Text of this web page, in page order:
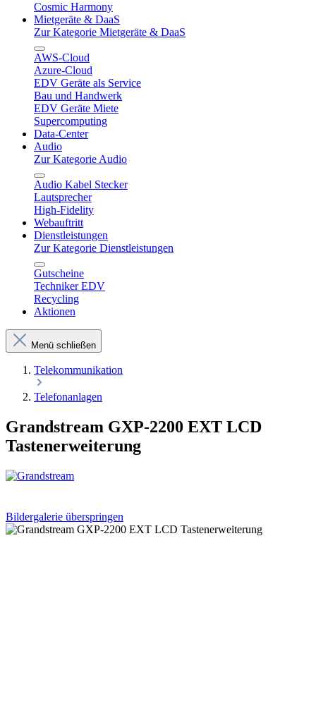
Cosmic Harmony
Mietgeräte & DaaS
Zur Kategorie Mietgeräte & DaaS
AWS-Cloud
Azure-Cloud
EDV Geräte als Service
Bau und Handwerk
EDV Geräte Miete
Supercomputing
Data-Center
Audio
Zur Kategorie Audio
Audio Kabel Stecker
Lautsprecher
High-Fidelity
Webauftritt
Dienstleistungen
Zur Kategorie Dienstleistungen
Gutscheine
Techniker EDV
Recycling
Aktionen
Menü schließen
Telekommunikation
Telefonanlagen
Grandstream GXP-2200 EXT LCD
Tastenerweiterung
Bildergalerie überspringen